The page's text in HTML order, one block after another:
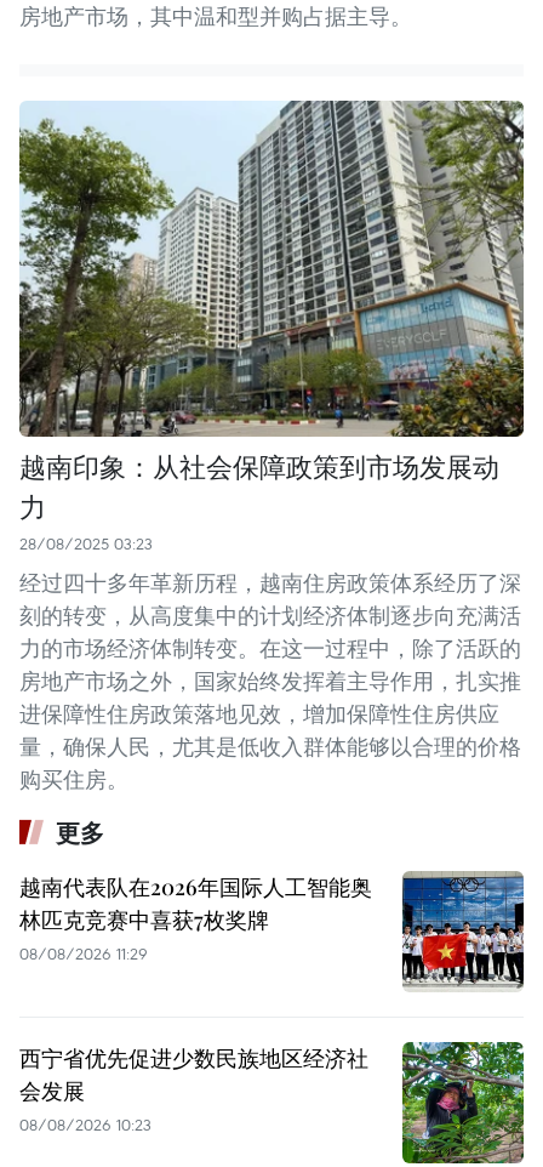
房地产市场，其中温和型并购占据主导。
越南印象：从社会保障政策到市场发展动
力
28/08/2025 03:23
经过四十多年革新历程，越南住房政策体系经历了深
刻的转变，从高度集中的计划经济体制逐步向充满活
力的市场经济体制转变。在这一过程中，除了活跃的
房地产市场之外，国家始终发挥着主导作用，扎实推
进保障性住房政策落地见效，增加保障性住房供应
量，确保人民，尤其是低收入群体能够以合理的价格
购买住房。
更多
越南代表队在2026年国际人工智能奥
林匹克竞赛中喜获7枚奖牌
08/08/2026 11:29
西宁省优先促进少数民族地区经济社
会发展
08/08/2026 10:23